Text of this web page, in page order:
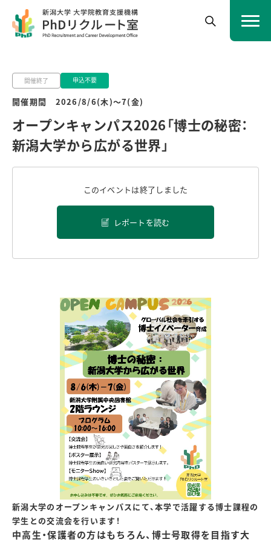
開催終了 申込不要
開催期間 2026/8/6(木)～7(金)
オープンキャンパス2026「博士の秘密：
新潟大学から広がる世界」
このイベントは終了しました
レポートを読む
新潟大学のオープンキャンパスにて、本学で活躍する博士課程の
学生との交流会を行います！
中高生・保護者の方はもちろん、博士号取得を目指す大